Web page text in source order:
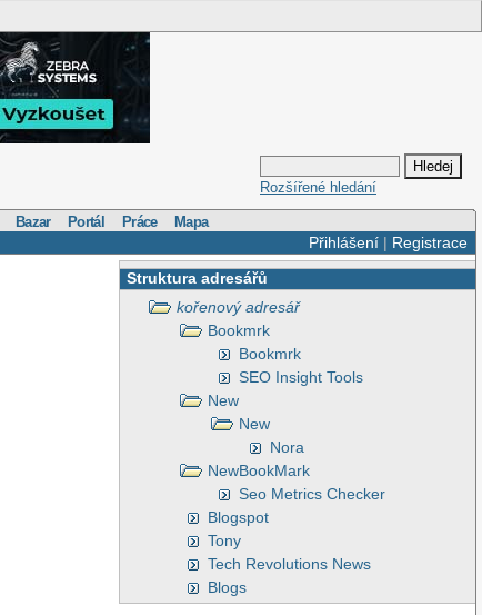
Rozšířené hledání
Bazar Portál Práce Mapa
Přihlášení| Registrace
Struktura adresářů
kořenový adresář
Bookmrk
Bookmrk
SEO Insight Tools
New
New
Nora
NewBookMark
Seo Metrics Checker
Blogspot
Tony
Tech Revolutions News
Blogs